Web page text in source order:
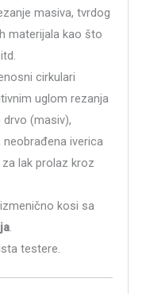
masiva, tvrdog
materijala kao što
cirkulari
uglom rezanja
(masiv),
iverica
lak prolaz kroz
kosi sa
.
testere.